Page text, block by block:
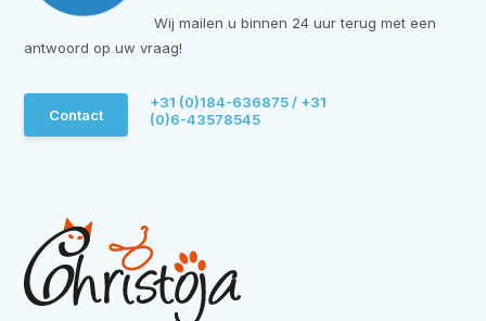
Wij mailen u binnen 24 uur terug met een
antwoord op uw vraag!
Contact
+31 (0)184-636875 / +31
(0)6-43578545